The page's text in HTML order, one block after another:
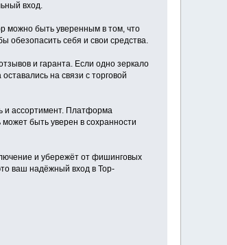
вход.
можно быть уверенным в том, что
обезопасить себя и свои средства.
и гаранта. Если одно зеркало
на связи с торговой
и ассортимент. Платформа
быть уверен в сохранности
и убережёт от фишинговых
ваш надёжный вход в Тор-